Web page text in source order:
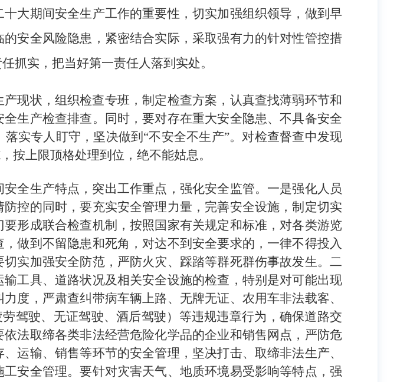
大期间安全生产工作的重要性，切实加强组织领导，做到早
的安全风险隐患，紧密结合实际，采取强有力的针对性管控措
抓实，把当好第一责任人落到实处。
现状，组织检查专班，制定检查方案，认真查找薄弱环节和
生产检查排查。同时，要对存在重大安全隐患、不具备安全
实专人盯守，坚决做到“不安全不生产”。对检查督查中发现
按上限顶格处理到位，绝不能姑息。
全生产特点，突出工作重点，强化安全监管。一是强化人员
控的同时，要充实安全管理力量，完善安全设施，制定切实
形成联合检查机制，按照国家有关规定和标准，对各类游览
做到不留隐患和死角，对达不到安全要求的，一律不得投入
实加强安全防范，严防火灾、踩踏等群死群伤事故发生。二
工具、道路状况及相关安全设施的检查，特别是对可能出现
度，严肃查纠带病车辆上路、无牌无证、农用车非法载客、
驾驶、无证驾驶、酒后驾驶）等违规违章行为，确保道路交
法取缔各类非法经营危险化学品的企业和销售网点，严防危
运输、销售等环节的安全管理，坚决打击、取缔非法生产、
安全管理。要针对灾害天气、地质环境易受影响等特点，强